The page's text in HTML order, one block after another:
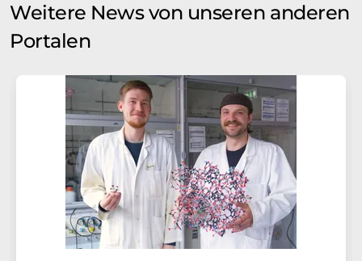
Weitere News von unseren anderen
Portalen